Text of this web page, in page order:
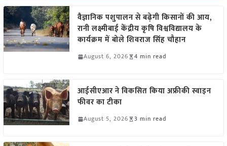
वैज्ञानिक पशुपालन से बढ़ेगी किसानों की आय,
रानी लक्ष्मीबाई केंद्रीय कृषि विश्वविद्यालय के
कार्यक्रम में बोले शिवराज सिंह चौहान
August 6, 2026 4 min read
आईसीएआर ने विकसित किया अफ्रीकी स्वाइन
फीवर का टीका
August 5, 2026 3 min read